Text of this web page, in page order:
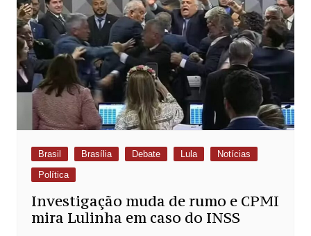
Brasil Brasília Debate Lula
Notícias
Política
Investigação muda de rumo e CPMI
mira Lulinha em caso do INSS